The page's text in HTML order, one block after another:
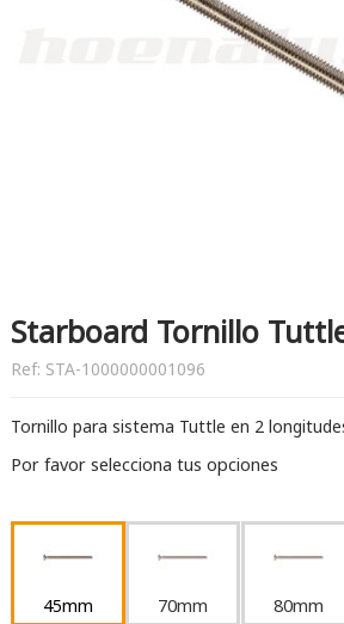
Starboard Tornillo
Ref: STA-1000000001096
Tornillo para sistema Tuttle en 2
Por favor selecciona tus opciones
45mm 70mm 80mm